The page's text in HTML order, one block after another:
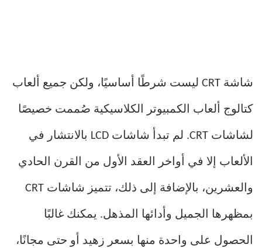
شاشة CRT ليست شرطًا أساسيًا، ولكن جميع ألعاب
كتالوج ألعاب الكمبيوتر الكلاسيكية صُممت خصيصًا
لشاشات CRT. لم تبدأ شاشات LCD بالانتشار في
الألعاب إلا في أواخر العقد الأول من القرن الحادي
والعشرين، بالإضافة إلى ذلك، تتميز شاشات CRT
بمظهرها الجميل وأدائها المذهل. يمكنك غالبًا
الحصول على واحدة منها بسعر زهيد أو حتى مجانًا،